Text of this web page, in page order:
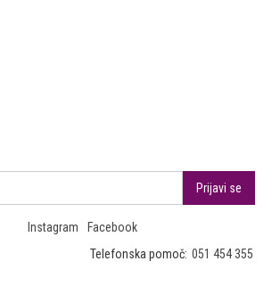
Instagram
Facebook
Telefonska pomoč: 051 454 355